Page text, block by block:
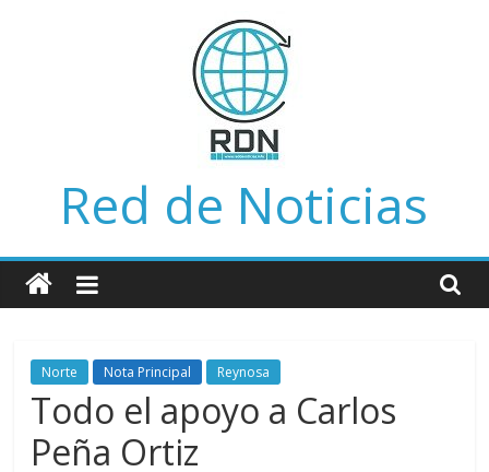
Red de Noticias
Norte Nota Principal Reynosa
Todo el apoyo a Carlos
Peña Ortiz